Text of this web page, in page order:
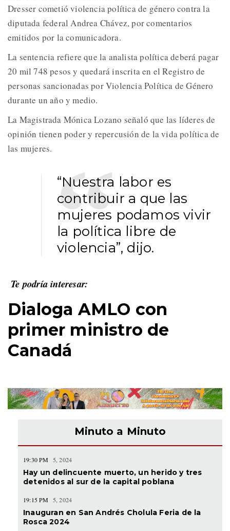
Dresser cometió violencia política de género contra la
diputada federal Andrea Chávez, por comentarios
emitidos por la comunicadora.
La sentencia refiere que la analista política deberá pagar
20 mil 748 pesos y quedará inscrita en el Registro de
personas sancionadas por Violencia Política de Género
durante un año y medio.
La Magistrada Mónica Lozano señaló que las líderes de
opinión tienen poder y repercusión de la vida política de
las mujeres.
“Nuestra labor es
contribuir a que las
mujeres podamos vivir
la política libre de
violencia”, dijo.
Te podría interesar:
Dialoga AMLO con
primer ministro de
Canadá
Minuto a Minuto
19:30 PM 5, 2024
Hay un delincuente muerto, un herido y tres
detenidos al sur de la capital poblana
19:15 PM 5, 2024
Inauguran en San Andrés Cholula Feria de la
Rosca 2024